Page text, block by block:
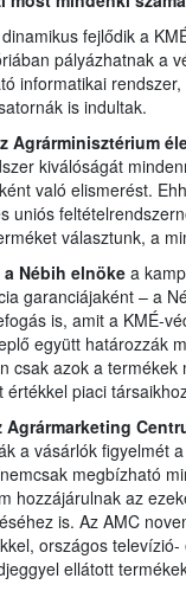
fejlődik a
pályázhatnak a
informatikai
is indultak.
Agrárminisztérium
kiválóságát
való elismerést.
uniós
választunk, a
Nébih elnökea
garanciájaként – a
is, amit a KMÉ-
együtt határozzák
csak azok a
értékkel piaci
Agrármarketing
a vásárlók figyelmét
megbízható
hozzájárulnak az
is. Az AMC
országos
ellátott